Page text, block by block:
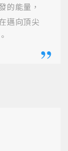
的能量，
邁向頂尖